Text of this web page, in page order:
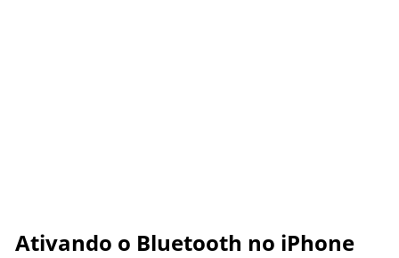
Ativando o Bluetooth no iPhone